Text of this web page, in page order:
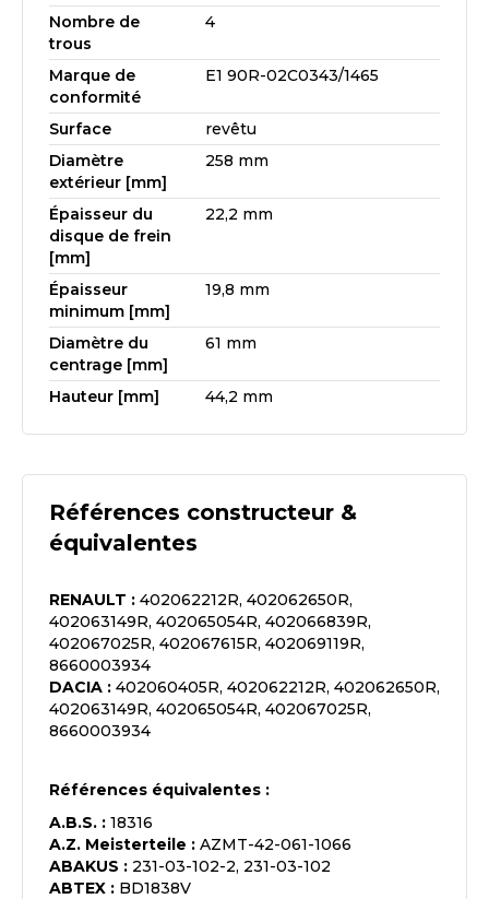
Nombre de
trous
4
Marque de
conformité
E1 90R-02C0343/1465
Surface
revêtu
Diamètre
extérieur [mm]
258 mm
Épaisseur du
disque de frein
[mm]
22,2 mm
Épaisseur
minimum [mm]
19,8 mm
Diamètre du
centrage [mm]
61 mm
Hauteur [mm] 44,2 mm
Références constructeur &
équivalentes
RENAULT : 402062212R, 402062650R,
402063149R, 402065054R, 402066839R,
402067025R, 402067615R, 402069119R,
8660003934
DACIA : 402060405R, 402062212R, 402062650R,
402063149R, 402065054R, 402067025R,
8660003934
Références équivalentes :
A.B.S. : 18316
A.Z. Meisterteile : AZMT-42-061-1066
ABAKUS : 231-03-102-2, 231-03-102
ABTEX : BD1838V